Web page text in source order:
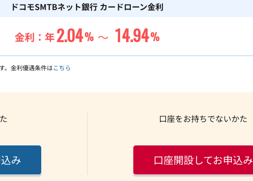
ドコモSMTBネット銀行 カードローン金利
金利：年2.04% ～ 14.94%
。金利優遇条件はこちら
み
口座をお持ちでないかた
口座開設してお申込み